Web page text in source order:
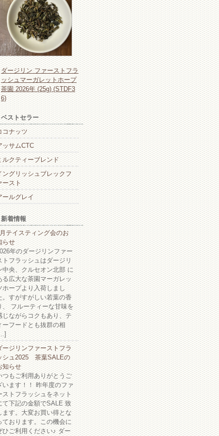
ダージリン ファーストフラ
ッシュマーガレットホープ
茶園 2026年 (25g) (STDF3
6)
ベストセラー
コナッツ
ッサムCTC
ルクティーブレンド
ングリッシュブレックフ
ースト
ールグレイ
新着情報
テイスティング会のお
らせ
年のダージリンファー
トフラッシュはダージリ
中央、クルセオン北部 に
る広大な茶園マーガレッ
ホープより入荷しまし
。すがすがしい若葉の香
、 フルーティーな甘味を
じながらコクもあり、テ
ーフードとも抜群の相
ージリンファーストフラ
シュ2025 茶葉SALEの
知らせ
つもご利用ありがとうご
います！！ 昨年度のファ
ストフラッシュをネット
て下記の金額でSALE 致
ます。大変お買い得とな
ております。この機会に
ひご利用ください♪ ダー